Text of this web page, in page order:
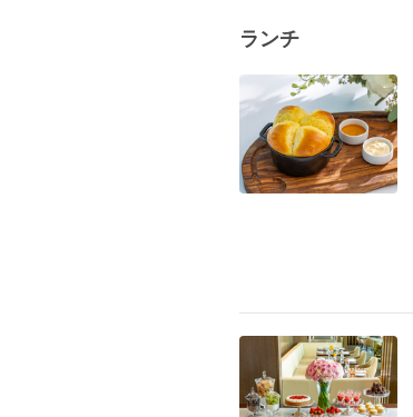
ランチ